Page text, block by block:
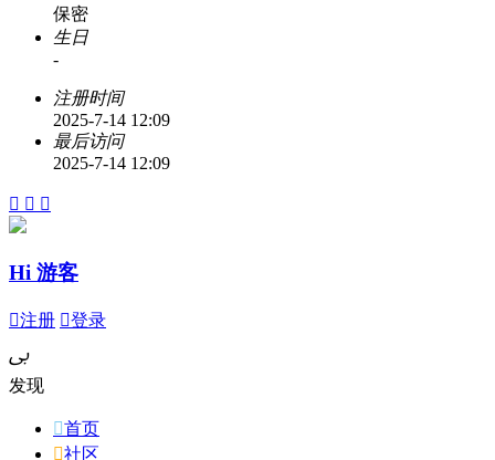
保密
生日
-
注册时间
2025-7-14 12:09
最后访问
2025-7-14 12:09
  
Hi 游客
注册 登录
ﰉ
发现
首页
社区